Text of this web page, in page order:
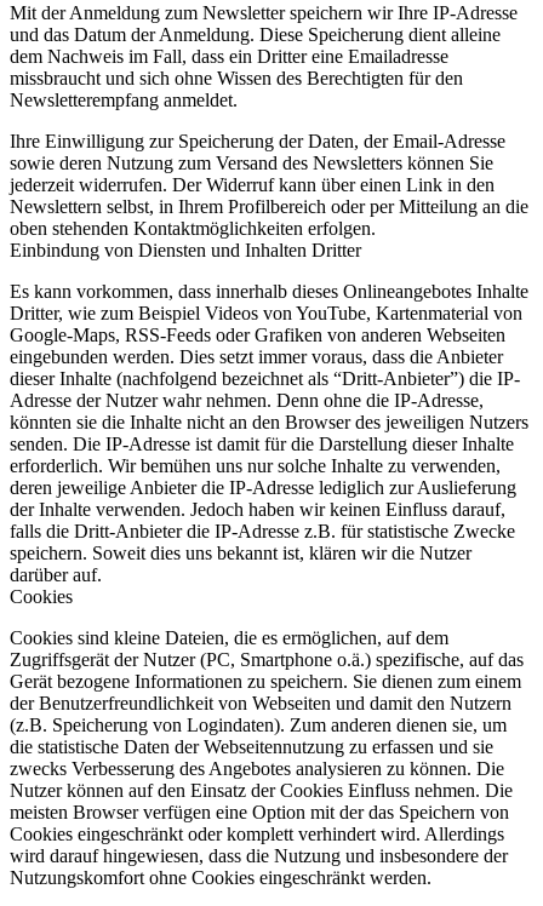
Mit der Anmeldung zum Newsletter speichern wir Ihre IP-Adresse
und das Datum der Anmeldung. Diese Speicherung dient alleine
dem Nachweis im Fall, dass ein Dritter eine Emailadresse
missbraucht und sich ohne Wissen des Berechtigten für den
Newsletterempfang anmeldet.
Ihre Einwilligung zur Speicherung der Daten, der Email-Adresse
sowie deren Nutzung zum Versand des Newsletters können Sie
jederzeit widerrufen. Der Widerruf kann über einen Link in den
Newslettern selbst, in Ihrem Profilbereich oder per Mitteilung an die
oben stehenden Kontaktmöglichkeiten erfolgen.
Einbindung von Diensten und Inhalten Dritter
Es kann vorkommen, dass innerhalb dieses Onlineangebotes Inhalte
Dritter, wie zum Beispiel Videos von YouTube, Kartenmaterial von
Google-Maps, RSS-Feeds oder Grafiken von anderen Webseiten
eingebunden werden. Dies setzt immer voraus, dass die Anbieter
dieser Inhalte (nachfolgend bezeichnet als “Dritt-Anbieter”) die IP-
Adresse der Nutzer wahr nehmen. Denn ohne die IP-Adresse,
könnten sie die Inhalte nicht an den Browser des jeweiligen Nutzers
senden. Die IP-Adresse ist damit für die Darstellung dieser Inhalte
erforderlich. Wir bemühen uns nur solche Inhalte zu verwenden,
deren jeweilige Anbieter die IP-Adresse lediglich zur Auslieferung
der Inhalte verwenden. Jedoch haben wir keinen Einfluss darauf,
falls die Dritt-Anbieter die IP-Adresse z.B. für statistische Zwecke
speichern. Soweit dies uns bekannt ist, klären wir die Nutzer
darüber auf.
Cookies
Cookies sind kleine Dateien, die es ermöglichen, auf dem
Zugriffsgerät der Nutzer (PC, Smartphone o.ä.) spezifische, auf das
Gerät bezogene Informationen zu speichern. Sie dienen zum einem
der Benutzerfreundlichkeit von Webseiten und damit den Nutzern
(z.B. Speicherung von Logindaten). Zum anderen dienen sie, um
die statistische Daten der Webseitennutzung zu erfassen und sie
zwecks Verbesserung des Angebotes analysieren zu können. Die
Nutzer können auf den Einsatz der Cookies Einfluss nehmen. Die
meisten Browser verfügen eine Option mit der das Speichern von
Cookies eingeschränkt oder komplett verhindert wird. Allerdings
wird darauf hingewiesen, dass die Nutzung und insbesondere der
Nutzungskomfort ohne Cookies eingeschränkt werden.